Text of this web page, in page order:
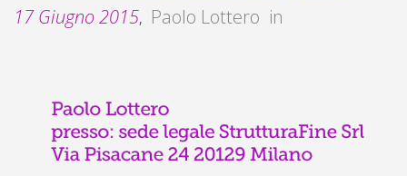
17 Giugno 2015, Paolo Lottero in